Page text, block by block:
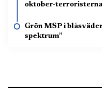
oktober-terroristerna
Grön MSP i
spektrum”